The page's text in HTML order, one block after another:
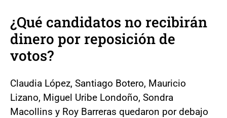
¿Qué candidatos no recibirán
dinero por reposición de
votos?
Claudia López, Santiago Botero, Mauricio
Lizano, Miguel Uribe Londoño, Sondra
Macollins y Roy Barreras quedaron por debajo